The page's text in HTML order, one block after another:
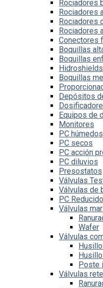
Rociadores
Rociadores
Rociadores
Rociadores
Conectores
Boquillas
Boquillas
Hidroshields
Boquillas
Depósitos
Equipos de
Monitores
PC húmedos
PC secos
PC acción
PC diluvios
Presostatos
Válvulas
Válvulas de
PC
Válvulas
Wafer
Válvulas
Poste
Válvulas